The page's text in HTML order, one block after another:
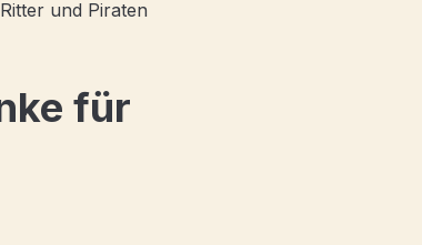
für